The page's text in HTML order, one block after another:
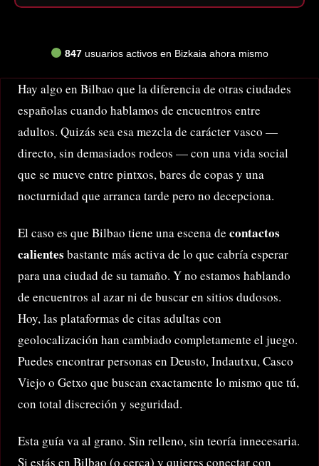
847usuarios activos en Bizkaia ahora mismo
Hay algo en Bilbao que la diferencia de otras ciudades
españolas cuando hablamos de encuentros entre
adultos. Quizás sea esa mezcla de carácter vasco —
directo, sin demasiados rodeos — con una vida social
que se mueve entre pintxos, bares de copas y una
nocturnidad que arranca tarde pero no decepciona.
El caso es que Bilbao tiene una escena de contactos
calientes bastante más activa de lo que cabría esperar
para una ciudad de su tamaño. Y no estamos hablando
de encuentros al azar ni de buscar en sitios dudosos.
Hoy, las plataformas de citas adultas con
geolocalización han cambiado completamente el juego.
Puedes encontrar personas en Deusto, Indautxu, Casco
Viejo o Getxo que buscan exactamente lo mismo que tú,
con total discreción y seguridad.
Esta guía va al grano. Sin relleno, sin teoría innecesaria.
Si estás en Bilbao (o cerca) y quieres conectar con